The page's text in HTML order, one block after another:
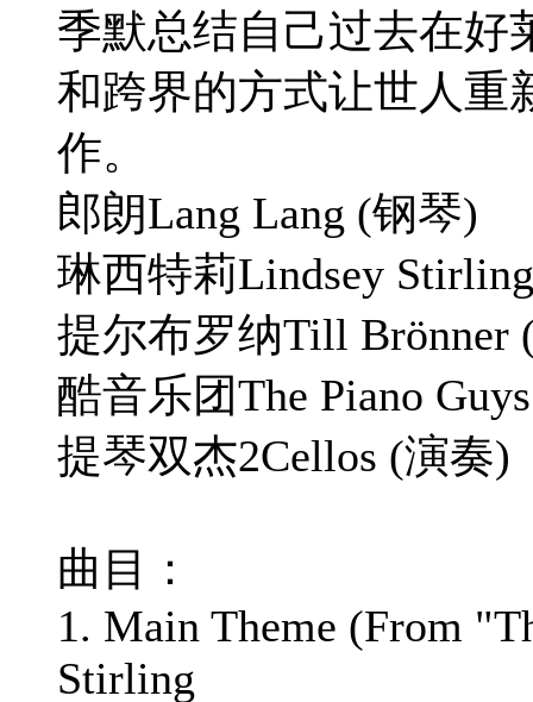
季默总结自己过去在好
和跨界的方式让世人重
作。
郎朗Lang Lang (钢琴)
琳西特莉Lindsey
提尔布罗纳Till Brönner
酷音乐团The Piano
提琴双杰2Cellos (演奏)
曲目：
1. Main Theme (From
Stirling